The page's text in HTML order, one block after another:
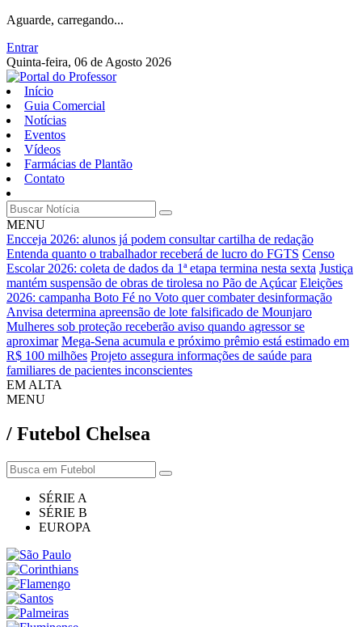
Aguarde, carregando...
Entrar
Quinta-feira, 06 de Agosto 2026
Início
Guia Comercial
Notícias
Eventos
Vídeos
Farmácias de Plantão
Contato
MENU
Encceja 2026: alunos já podem consultar cartilha de redação
Entenda quanto o trabalhador receberá de lucro do FGTS Censo
Escolar 2026: coleta de dados da 1ª etapa termina nesta sexta Justiça
mantém suspensão de obras de tirolesa no Pão de Açúcar Eleições
2026: campanha Boto Fé no Voto quer combater desinformação
Anvisa determina apreensão de lote falsificado de Mounjaro
Mulheres sob proteção receberão aviso quando agressor se
aproximar Mega-Sena acumula e próximo prêmio está estimado em
R$ 100 milhões Projeto assegura informações de saúde para
familiares de pacientes inconscientes
EM ALTA
MENU
/ Futebol Chelsea
SÉRIE A
SÉRIE B
EUROPA